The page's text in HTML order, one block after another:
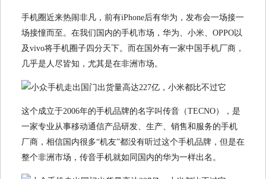
手机圈近来热闹非凡，前有iPhone后有华为，发布会一场接一
场接憧而至。在我们国内的手机市场，华为、小米、OPPO以
及vivo将手机圈子四分天下。而在国外有一家中国手机厂商，
几乎是人尽皆知，尤其是在非洲市场。
这个成立于2006年的手机品牌的名字叫传音（TECNO），是
一家专业从事移动通信产品研发、生产、销售和服务的手机
厂商，相信国内很多“机友”都没有听过这个手机品牌，但是在
整个非洲市场，传音手机就如同国内的华为一样出名。